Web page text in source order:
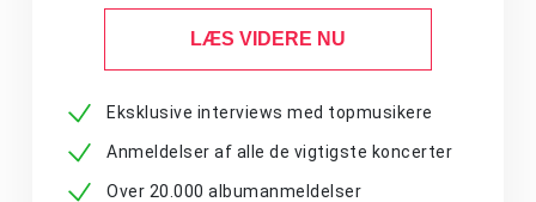
LÆS VIDERE NU
Eksklusive interviews med topmusikere
Anmeldelser af alle de vigtigste koncerter
Over 20.000 albumanmeldelser